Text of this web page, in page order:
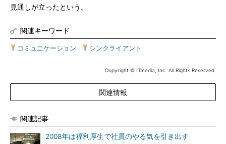
見通しが立ったという。
関連キーワード
コミュニケーション シンクライアント
Copyright © ITmedia, Inc. All Rights Reserved.
関連情報
関連記事
2008年は福利厚生で社員のやる気を引き出す